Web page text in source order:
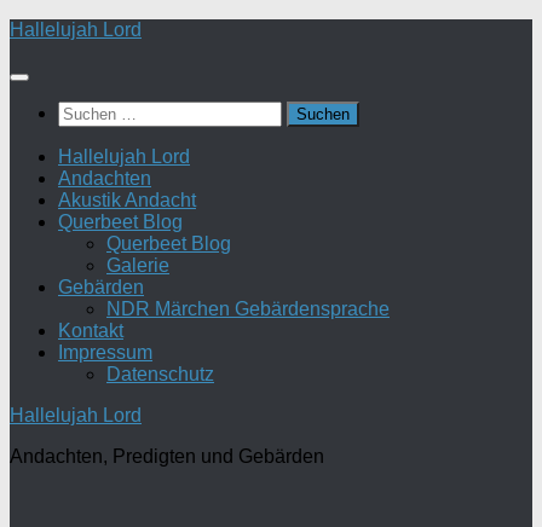
Zum
springen
Hallelujah Lord
Suchen
nach:
Hallelujah Lord
Andachten
Akustik Andacht
Querbeet Blog
Querbeet Blog
Galerie
Gebärden
NDR Märchen Gebärdensprache
Kontakt
Impressum
Datenschutz
Hallelujah Lord
Andachten, Predigten und Gebärden